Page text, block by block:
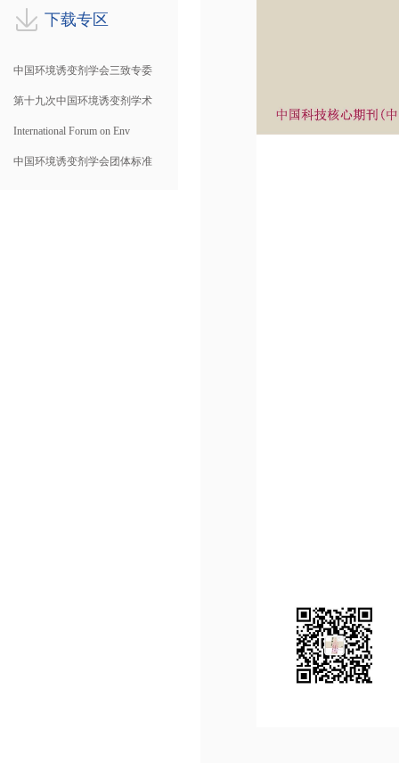
下载专区
中国环境诱变剂学会三致专委
第十九次中国环境诱变剂学术
International Forum on Env
中国环境诱变剂学会团体标准